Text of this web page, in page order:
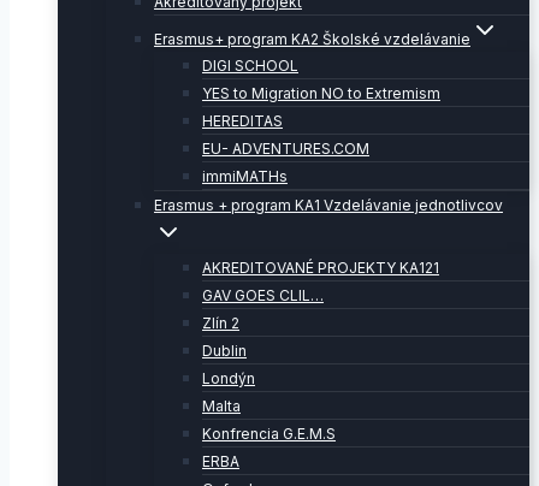
Erasmus+ program KA2 Školské vzdelávanie
DIGI SCHOOL
YES to Migration NO to Extremism
HEREDITAS
EU- ADVENTURES.COM
immiMATHs
Erasmus + program KA1 Vzdelávanie jednotlivcov
AKREDITOVANÉ PROJEKTY KA121
GAV GOES CLIL…
Zlín 2
Dublin
Londýn
Malta
Konfrencia G.E.M.S
ERBA